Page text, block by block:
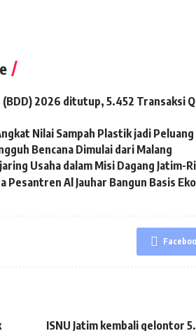
2026 ditutup, 5.452 Transaksi
Nilai Sampah Plastik jadi
Bencana Dimulai dari Malang
Usaha dalam Misi Dagang Jatim-
Pesantren Al Jauhar Bangun Basis
ISNU Jatim kembali gelontor